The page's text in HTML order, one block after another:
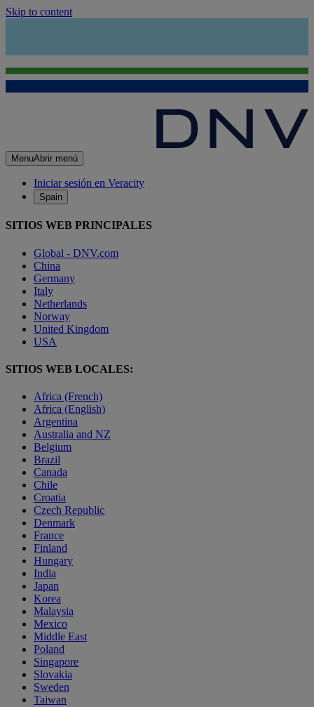
Skip to content
MenuAbrir menú
Iniciar sesión en Veracity
Spain
SITIOS WEB PRINCIPALES
Global - DNV.com
China
Germany
Italy
Netherlands
Norway
United Kingdom
USA
SITIOS WEB LOCALES:
Africa (French)
Africa (English)
Argentina
Australia and NZ
Belgium
Brazil
Canada
Chile
Croatia
Czech Republic
Denmark
France
Finland
Hungary
India
Japan
Korea
Malaysia
Mexico
Middle East
Poland
Singapore
Slovakia
Sweden
Taiwan